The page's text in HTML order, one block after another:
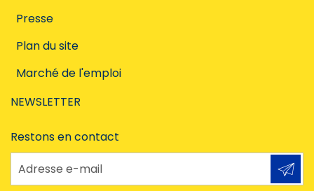
Presse
Plan du site
Marché de l'emploi
NEWSLETTER
Restons en contact
Adresse e-mail